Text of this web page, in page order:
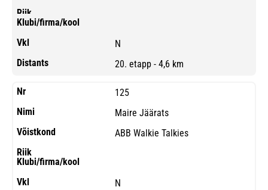
N
20. etapp - 4,6 km
125
Maire Jäärats
ABB Walkie Talkies
N